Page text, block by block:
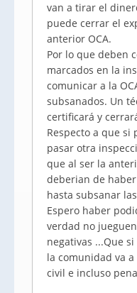
van a tirar el
puede cerrar el
anterior OCA.
Por lo que deben
marcados en la
comunicar a la
subsanados. Un
certificará y
Respecto a que si
pasar otra
que al ser la
deberian de
hasta subsanar
Espero haber
verdad no
negativas ...Que
la comunidad va
civil e incluso